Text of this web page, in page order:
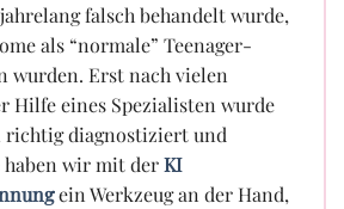
falsch behandelt wurde,
als “normale” Teenager-
wurden. Erst nach vielen
Hilfe eines Spezialisten wurde
richtig diagnostiziert und
haben wir mit derKI
ein Werkzeug an der Hand,